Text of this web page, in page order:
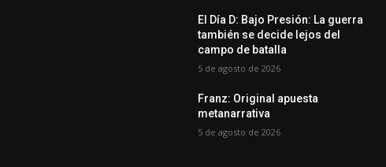
El Día D: Bajo Presión: La guerra
también se decide lejos del
campo de batalla
5 de agosto de 2026
Franz: Original apuesta
metanarrativa
5 de agosto de 2026